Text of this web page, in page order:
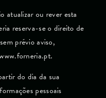
atualizar ou rever esta
reserva-se o direito de
prévio aviso,
do dia da sua
pessoais